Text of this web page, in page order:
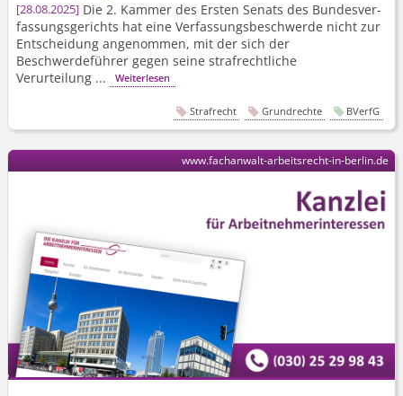
28.08.2025 Die 2. Kammer des Ersten Senats des Bundesver­
fassungsgerichts hat eine Verfassungs­beschwerde nicht zur
Entscheidung angenommen, mit der sich der
Beschwerdeführer gegen seine strafrechtliche
Verurteilung ...
Weiterlesen
Strafrecht Grundrechte BVerfG
www.fachanwalt-arbeitsrecht-in-berlin.de